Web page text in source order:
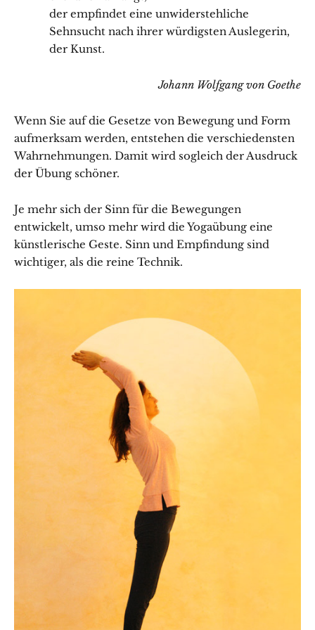
der empfindet eine unwiderstehliche
Sehnsucht nach ihrer würdigsten Auslegerin,
der Kunst.
Johann Wolfgang von Goethe
Wenn Sie auf die Gesetze von Bewegung und Form
aufmerksam werden, entstehen die verschiedensten
Wahrnehmungen. Damit wird sogleich der Ausdruck
der Übung schöner.
Je mehr sich der Sinn für die Bewegungen
entwickelt, umso mehr wird die Yogaübung eine
künstlerische Geste. Sinn und Empfindung sind
wichtiger, als die reine Technik.